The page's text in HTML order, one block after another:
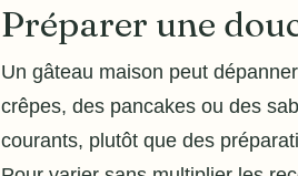
Préparer une
Un gâteau maison peut
crêpes, des pancakes ou des
courants, plutôt que des